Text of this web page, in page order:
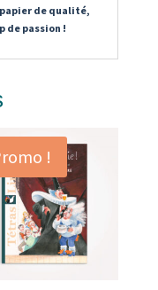
de qualité,
de passion !
!